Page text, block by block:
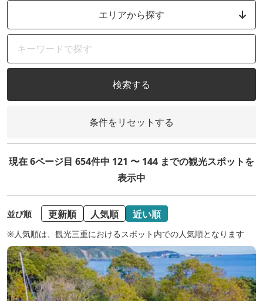
エリアから探す
検索する
条件をリセットする
現在 6ページ目 654件中 121 〜 144 までの観光スポットを
表示中
並び順 更新順 人気順 近い順
※人気順は、観光三重におけるスポット内での人気順となります